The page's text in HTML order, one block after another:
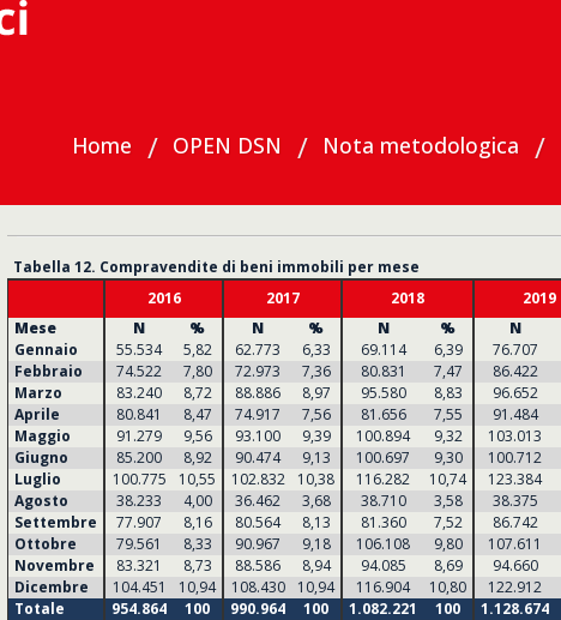
Home OPEN DSN Nota metodologica
Compravendite Tabelle annuali 2016-2025
Tabella 12. Compravendite di beni immobili per mese
2016
2017 2018 2019
Mese
N % N % N % N
Gennaio
55.534 5,82 62.773 6,33 69.114 6,39 76.707
Febbraio
74.522 7,80 72.973 7,36 80.831 7,47 86.422
Marzo
83.240 8,72 88.886 8,97 95.580 8,83 96.652
Aprile
80.841 8,47 74.917 7,56 81.656 7,55 91.484
Maggio
91.279 9,56 93.100 9,39 100.894 9,32 103.013
Giugno
85.200 8,92 90.474 9,13 100.697 9,30 100.712
Luglio
100.775 10,55 102.832 10,38 116.282 10,74 123.384
Agosto
38.233 4,00 36.462 3,68 38.710 3,58 38.375
Settembre
77.907 8,16 80.564 8,13 81.360 7,52 86.742
Ottobre
79.561 8,33 90.967 9,18 106.108 9,80 107.611
Novembre
83.321 8,73 88.586 8,94 94.085 8,69 94.660
Dicembre
104.451 10,94 108.430 10,94 116.904 10,80 122.912
Totale
954.864 100 990.964 100 1.082.221 100 1.128.674